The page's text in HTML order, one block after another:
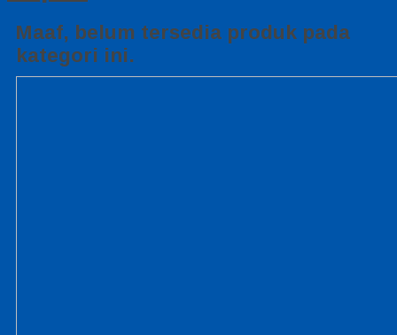
Maaf, belum tersedia produk pada
kategori ini.